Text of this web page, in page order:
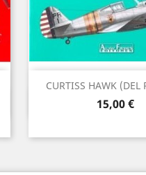
CURTISS HAWK (DEL
Preu
15,00 €
Vista